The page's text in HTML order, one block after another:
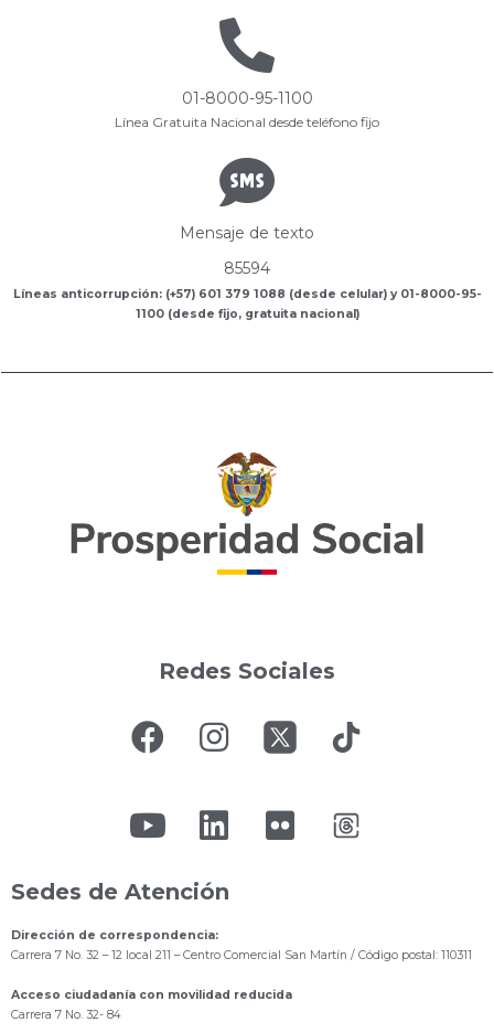
01-8000-95-1100
Línea Gratuita Nacional desde teléfono fijo
Mensaje de texto
85594
Líneas anticorrupción: (+57) 601 379 1088 (desde celular) y 01-8000-95-
1100 (desde fijo, gratuita nacional)
Redes Sociales
Sedes de Atención
Dirección de correspondencia:
Carrera 7 No. 32 – 12 local 211 – Centro Comercial San Martín / Código postal: 110311
Acceso ciudadanía con movilidad reducida
Carrera 7 No. 32- 84